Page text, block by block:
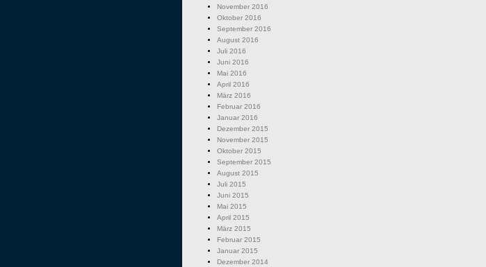
November 2016
Oktober 2016
September 2016
August 2016
Juli 2016
Juni 2016
Mai 2016
April 2016
März 2016
Februar 2016
Januar 2016
Dezember 2015
November 2015
Oktober 2015
September 2015
August 2015
Juli 2015
Juni 2015
Mai 2015
April 2015
März 2015
Februar 2015
Januar 2015
Dezember 2014